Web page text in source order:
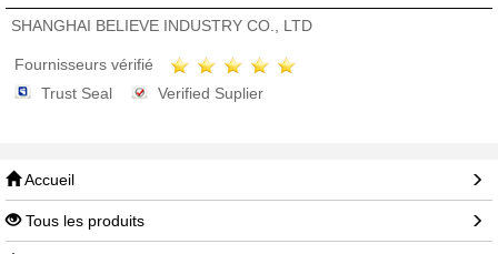
SHANGHAI BELIEVE INDUSTRY CO., LTD
Fournisseurs vérifié
Trust Seal
Verified Suplier
Accueil
Tous les produits